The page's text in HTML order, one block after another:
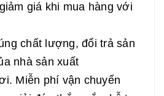
giá khi mua hàng với
chất lượng, đổi trả sản
nhà sản xuất
Miễn phí vận chuyển